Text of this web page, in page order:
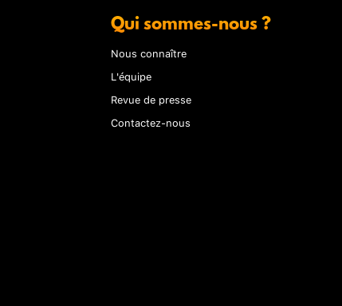
Qui sommes-nous ?
Nous connaître
L'équipe
Revue de presse
Contactez-nous